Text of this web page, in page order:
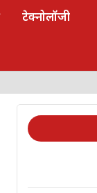
टेक्नोलॉजी